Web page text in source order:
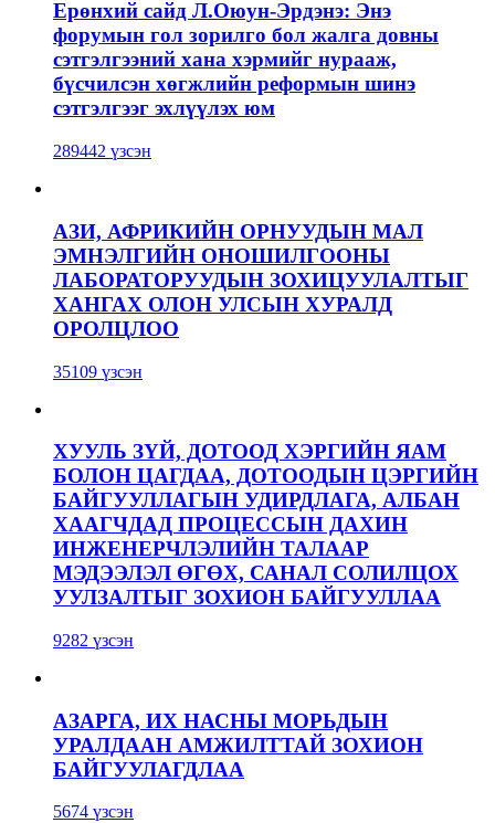
Ерөнхий сайд Л.Оюун-Эрдэнэ: Энэ
форумын гол зорилго бол жалга довны
сэтгэлгээний хана хэрмийг нурааж,
бүсчилсэн хөгжлийн реформын шинэ
сэтгэлгээг эхлүүлэх юм
289442 үзсэн
АЗИ, АФРИКИЙН ОРНУУДЫН МАЛ
ЭМНЭЛГИЙН ОНОШИЛГООНЫ
ЛАБОРАТОРУУДЫН ЗОХИЦУУЛАЛТЫГ
ХАНГАХ ОЛОН УЛСЫН ХУРАЛД
ОРОЛЦЛОО
35109 үзсэн
ХУУЛЬ ЗҮЙ, ДОТООД ХЭРГИЙН ЯАМ
БОЛОН ЦАГДАА, ДОТООДЫН ЦЭРГИЙН
БАЙГУУЛЛАГЫН УДИРДЛАГА, АЛБАН
ХААГЧДАД ПРОЦЕССЫН ДАХИН
ИНЖЕНЕРЧЛЭЛИЙН ТАЛААР
МЭДЭЭЛЭЛ ӨГӨХ, САНАЛ СОЛИЛЦОХ
УУЛЗАЛТЫГ ЗОХИОН БАЙГУУЛЛАА
9282 үзсэн
АЗАРГА, ИХ НАСНЫ МОРЬДЫН
УРАЛДААН АМЖИЛТТАЙ ЗОХИОН
БАЙГУУЛАГДЛАА
5674 үзсэн